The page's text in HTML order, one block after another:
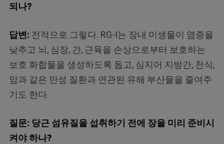
되나?
답변: 전적으로 그렇다. RG-I는 장내 미생물이 염증을
낮추고 뇌, 심장, 간, 근육을 손상으로부터 보호하는
보호 화합물을 생성하도록 돕고, 심지어 지방간, 천식,
암과 같은 만성 질환과 연관된 유해 부산물을 줄여주
기도 한다.
질문: 당근 섬유질을 섭취하기 전에 장을 미리 준비시
켜야 하나?